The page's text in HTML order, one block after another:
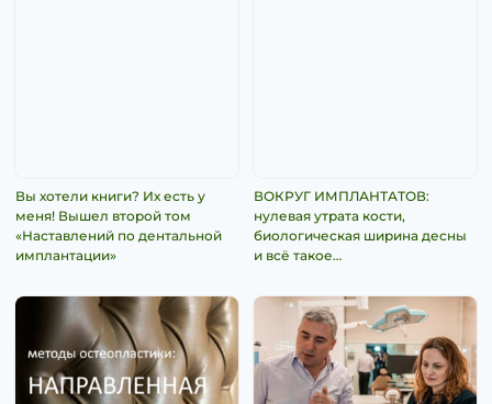
Вы хотели книги? Их есть у
меня! Вышел второй том
«Наставлений по дентальной
имплантации»
ВОКРУГ ИМПЛАНТАТОВ:
нулевая утрата кости,
биологическая ширина десны
и всё такое…